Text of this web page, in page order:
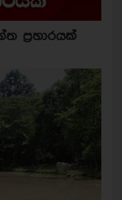
ප්‍රහාරයක්